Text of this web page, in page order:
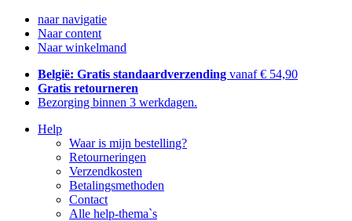
naar navigatie
Naar content
Naar winkelmand
België: Gratis standaardverzending vanaf € 54,90
Gratis retourneren
Bezorging binnen 3 werkdagen.
Help
Waar is mijn bestelling?
Retourneringen
Verzendkosten
Betalingsmethoden
Contact
Alle help-thema`s